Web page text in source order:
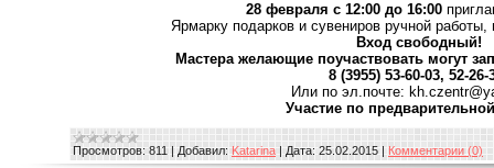
28 февраля с 12:00 до 16:00
Ярмарку подарков и сувениров ручной
Вход свободный!
Мастера желающие поучаствовать могут
8 (3955) 53-60-03, 52-26-
Или по эл.почте:
Участие по
Просмотров: 811 | Добавил: Katarina | Дата: 25.02.2015 | Комментарии (0)